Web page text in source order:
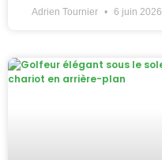
Adrien Tournier 6 juin 2026